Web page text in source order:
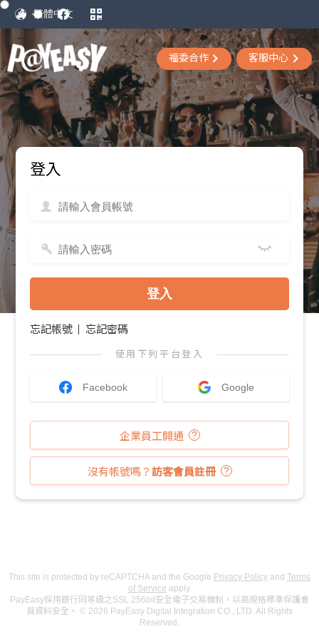
福委合作 客服中心
登入
忘記帳號 忘記密碼
使用下列平台登入
Facebook Google
企業員工開通
沒有帳號嗎？ 訪客會員註冊
This site is protected by reCAPTCHA and the Google Privacy Policy and Terms
of Service apply.
PayEasy採用銀行同等級之SSL 256bit安全電子交易機制，以高規格標準保護會
員資料安全。 © 2026 PayEasy Digital Integration CO., LTD. All Rights
Reserved.